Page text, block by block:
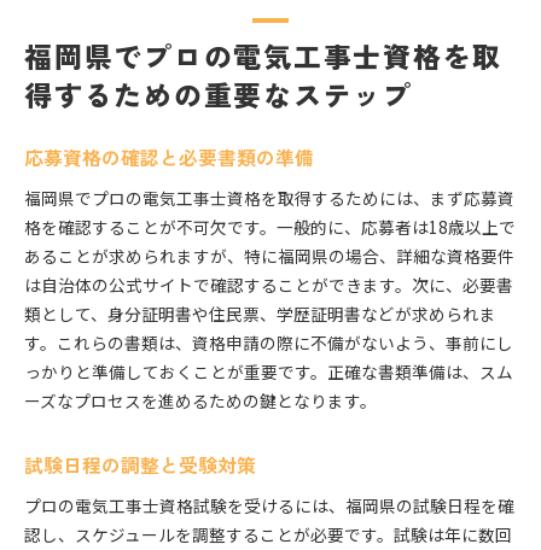
ットとは
電気工事士資格が求められる業務内容
プロとしての信用と信頼の構築
キャリアの選択肢が広がる理由
業界内での評価と昇進の可能性
福岡県での資格保有者の需要と供給
福岡で電気工事のプロになるために知っておきたい資
格取得の流れ
初級者向けの入門コース
資格取得までのスケジュール管理
勉強仲間との情報共有とサポート
資格取得に役立つオンラインリソース
地方自治体から提供されるサポート
福岡県でプロの電気工事士資格を取
得するための重要なステップ
応募資格の確認と必要書類の準備
福岡県でプロの電気工事士資格を取得するためには、まず応募資
格を確認することが不可欠です。一般的に、応募者は18歳以上で
あることが求められますが、特に福岡県の場合、詳細な資格要件
は自治体の公式サイトで確認することができます。次に、必要書
類として、身分証明書や住民票、学歴証明書などが求められま
す。これらの書類は、資格申請の際に不備がないよう、事前にし
っかりと準備しておくことが重要です。正確な書類準備は、スム
ーズなプロセスを進めるための鍵となります。
試験日程の調整と受験対策
プロの電気工事士資格試験を受けるには、福岡県の試験日程を確
認し、スケジュールを調整することが必要です。試験は年に数回